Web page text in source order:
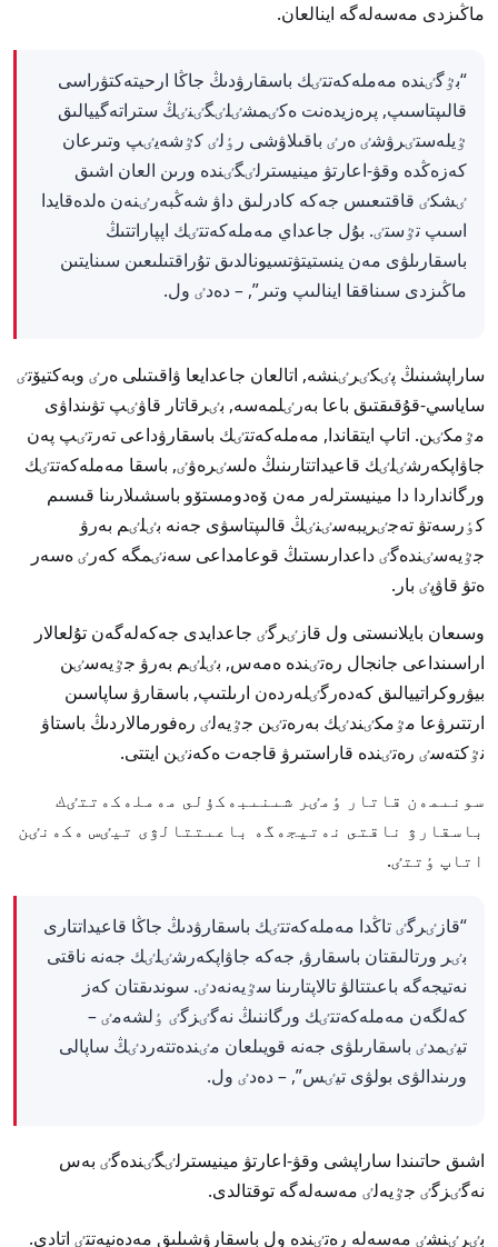
ماڭىزدى مەسەلەگە اينالعان.
“بٷگٸندە مەملەكەتتٸك باسقارۋدىڭ جاڭا ارحيتەكتۋراسى
قالىپتاسىپ, پرەزيدەنت ەكٸمشٸلٸگٸنٸڭ ستراتەگييالىق
ٷيلەستٸرۋشٸ ەرٸ باقىلاۋشى رٶلٸ كٷشەيٸپ وتىرعان
كەزەڭدە وقۋ-اعارتۋ مينيسترلٸگٸندە ورىن العان اشىق
ٸشكٸ قاقتىعىس جەكە كادرلىق داۋ شەڭبەرٸنەن ەلدەقايدا
اسىپ تٷستٸ. بۇل جاعداي مەملەكەتتٸك اپپاراتتىڭ
باسقارىلۋى مەن ينستيتۋتسيونالدىق تۇراقتىلىعىن سىنايتىن
ماڭىزدى سىناققا اينالىپ وتىر”, – دەدٸ ول.
ساراپشىنىڭ پٸكٸرٸنشە, اتالعان جاعدايعا ۋاقىتىلى ەرٸ وبەكتيۆتٸ
ساياسي-قۇقىقتىق باعا بەرٸلمەسە, بٸرقاتار قاۋٸپ تۋىنداۋى
مٷمكٸن. اتاپ ايتقاندا, مەملەكەتتٸك باسقارۋداعى تەرتٸپ پەن
جاۋاپكەرشٸلٸك قاعيداتتارىنىڭ ەلسٸرەۋٸ, باسقا مەملەكەتتٸك
ورگانداردا دا مينيسترلەر مەن ۆەدومستۆو باسشىلارىنا قىسىم
كٶرسەتۋ تەجٸريبەسٸنٸڭ قالىپتاسۋى جەنە بٸلٸم بەرۋ
جٷيەسٸندەگٸ داعدارىستىڭ قوعامداعى سەنٸمگە كەرٸ ەسەر
ەتۋ قاۋپٸ بار.
وسىعان بايلانىستى ول قازٸرگٸ جاعدايدى جەكەلەگەن تۇلعالار
اراسىنداعى جانجال رەتٸندە ەمەس, بٸلٸم بەرۋ جٷيەسٸن
بيۋروكراتييالىق كەدەرگٸلەردەن ارىلتىپ, باسقارۋ ساپاسىن
ارتتىرۋعا مٷمكٸندٸك بەرەتٸن جٷيەلٸ رەفورمالاردىڭ باستاۋ
نٷكتەسٸ رەتٸندە قاراستىرۋ قاجەت ەكەنٸن ايتتى.
سونىمەن قاتار ٶمٸر شىنىبەكۇلى مەملەكەتتٸك
باسقارۋ ناقتى نەتيجەگە باعىتتالۋى تيٸس ەكەنٸن
اتاپ ٶتتٸ.
“قازٸرگٸ تاڭدا مەملەكەتتٸك باسقارۋدىڭ جاڭا قاعيداتتارى
بٸر ورتالىقتان باسقارۋ, جەكە جاۋاپكەرشٸلٸك جەنە ناقتى
نەتيجەگە باعىتتالۋ تالاپتارىنا سٷيەنەدٸ. سوندىقتان كەز
كەلگەن مەملەكەتتٸك ورگاننىڭ نەگٸزگٸ ٶلشەمٸ –
تيٸمدٸ باسقارىلۋى جەنە قويىلعان مٸندەتتەردٸڭ ساپالى
ورىندالۋى بولۋى تيٸس”, – دەدٸ ول.
اشىق حاتىندا ساراپشى وقۋ-اعارتۋ مينيسترلٸگٸندەگٸ بەس
نەگٸزگٸ جٷيەلٸ مەسەلەگە توقتالدى.
بٸرٸنشٸ مەسەلە رەتٸندە ول باسقارۋشىلىق مەدەنيەتتٸ اتادى.